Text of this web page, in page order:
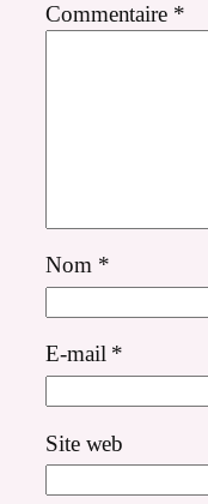
Commentaire *
Nom *
E-mail *
Site web